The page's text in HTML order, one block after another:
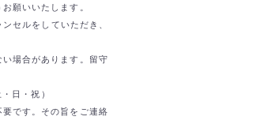
願いいたします。
セルをしていただき、
場合があります。留守
日・祝）
です。その旨をご連絡